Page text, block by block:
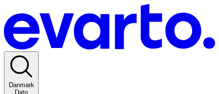
Danmark
Dato